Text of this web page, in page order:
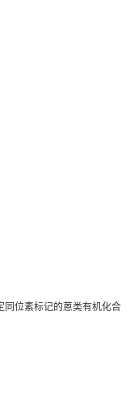
同位素标记的蒽类有机化合